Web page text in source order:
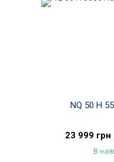
NQ 50 H
23 999 грн
В